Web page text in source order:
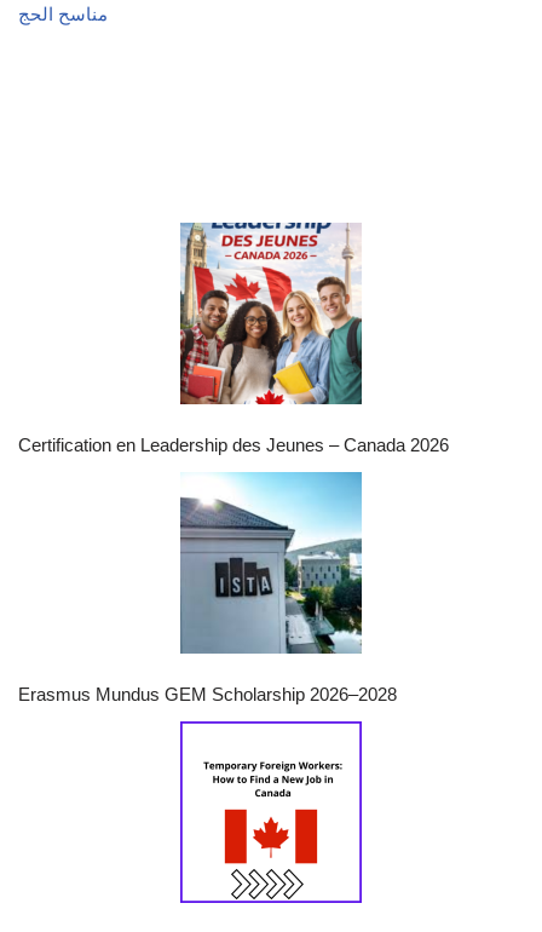
مناسح الحج
Certification en Leadership des Jeunes – Canada 2026
Erasmus Mundus GEM Scholarship 2026–2028